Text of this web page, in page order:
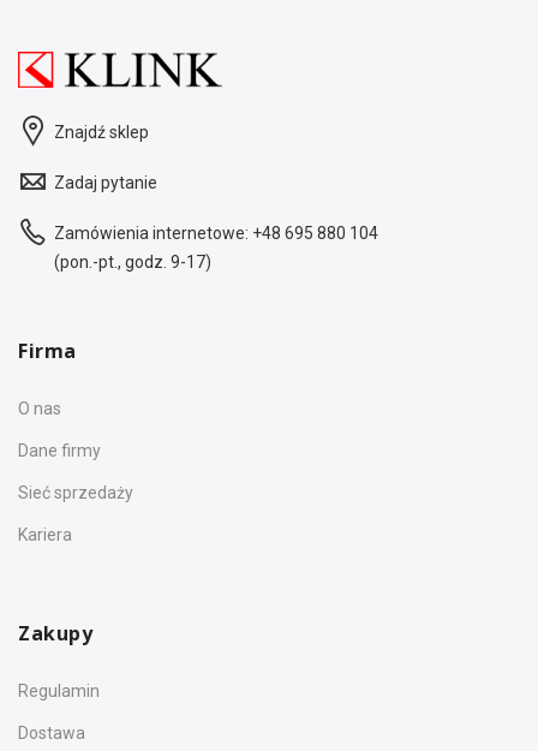
Znajdź sklep
Zadaj pytanie
Zamówienia internetowe: +48 695 880 104
(pon.-pt., godz. 9-17)
Firma
O nas
Dane firmy
Sieć sprzedaży
Kariera
Zakupy
Regulamin
Dostawa